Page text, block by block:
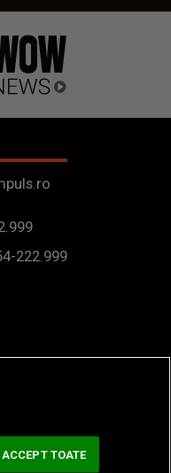
222.999
ACCEPT TOATE